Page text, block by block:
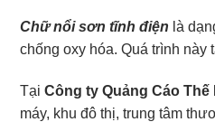
Chữ nổi sơn tĩnh điện là
chống oxy hóa. Quá trình này
Tại Công ty Quảng Cáo Thế
máy, khu đô thị, trung tâm